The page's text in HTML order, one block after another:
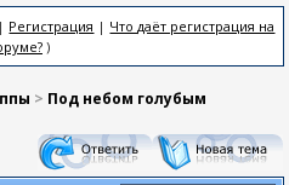
| Регистрация | Что даёт регистрация на
)
> Под небом голубым